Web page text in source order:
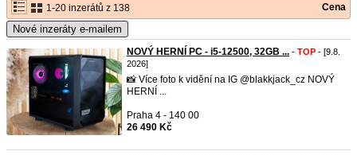
1-20 inzerátů z 138 Cena
Nové inzeráty e-mailem
NOVÝ HERNÍ PC - i5-12500, 32GB ... - TOP - [9.8.
2026]
📸 Více foto k vidění na IG @blakkjack_cz NOVÝ
HERNÍ ...
Praha 4 - 140 00
26 490 Kč